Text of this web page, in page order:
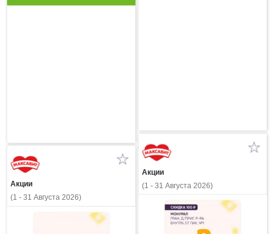
Акции
(1 - 31 Августа 2026)
Акции
(1 - 31 Августа 2026)